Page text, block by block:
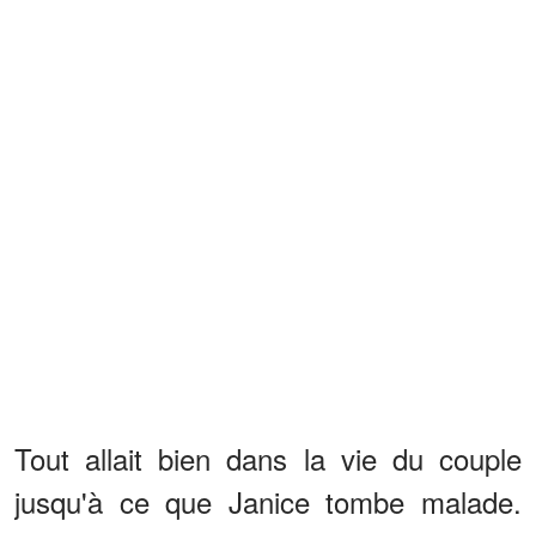
Tout allait bien dans la vie du couple
jusqu'à ce que Janice tombe malade.